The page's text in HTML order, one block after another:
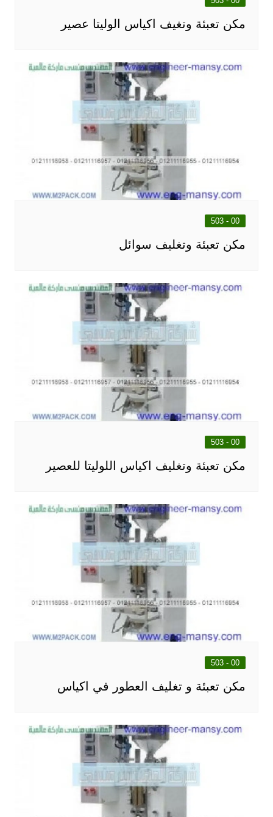
مكن تعبئة وتغيف اكياس الوليتا عصير
00 - 503
مكن تعبئة وتغليف سوائل
00 - 503
مكن تعبئة وتغليف اكياس اللوليتا للعصير
00 - 503
مكن تعبئة و تغليف العطور في اكياس